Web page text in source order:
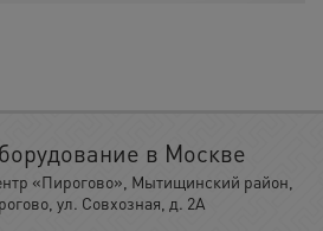
в Москве
«Пирогово», Мытищинский район,
ул. Совхозная, д. 2А